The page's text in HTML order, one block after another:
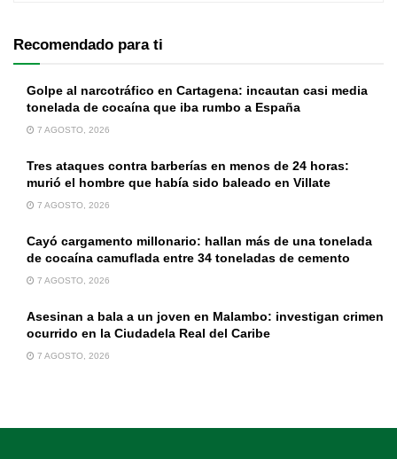
Recomendado para ti
Golpe al narcotráfico en Cartagena: incautan casi media
tonelada de cocaína que iba rumbo a España
7 AGOSTO, 2026
Tres ataques contra barberías en menos de 24 horas:
murió el hombre que había sido baleado en Villate
7 AGOSTO, 2026
Cayó cargamento millonario: hallan más de una tonelada
de cocaína camuflada entre 34 toneladas de cemento
7 AGOSTO, 2026
Asesinan a bala a un joven en Malambo: investigan crimen
ocurrido en la Ciudadela Real del Caribe
7 AGOSTO, 2026